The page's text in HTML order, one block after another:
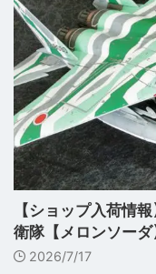
【ショップ入荷情
衛隊【メロンソー
2026/7/17